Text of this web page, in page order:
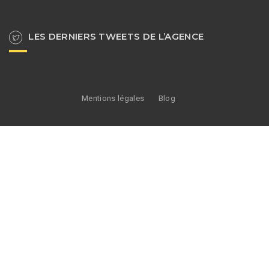
LES DERNIERS TWEETS DE L’AGENCE
Mentions légales Blog